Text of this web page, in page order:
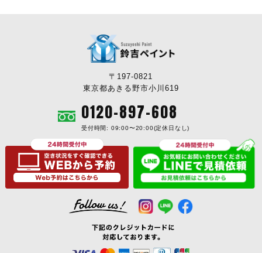
〒197-0821
東京都あきる野市小川619
0120-897-608
受付時間: 09:00〜20:00(定休日なし)